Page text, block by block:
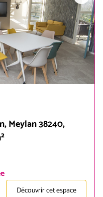
Meylan 38240,
Découvrir cet espace